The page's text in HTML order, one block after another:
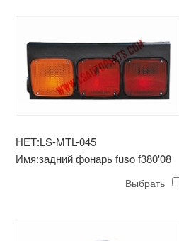
НЕТ:LS-MTL-045
Имя:задний фонарь fuso f380'08
Выбрать